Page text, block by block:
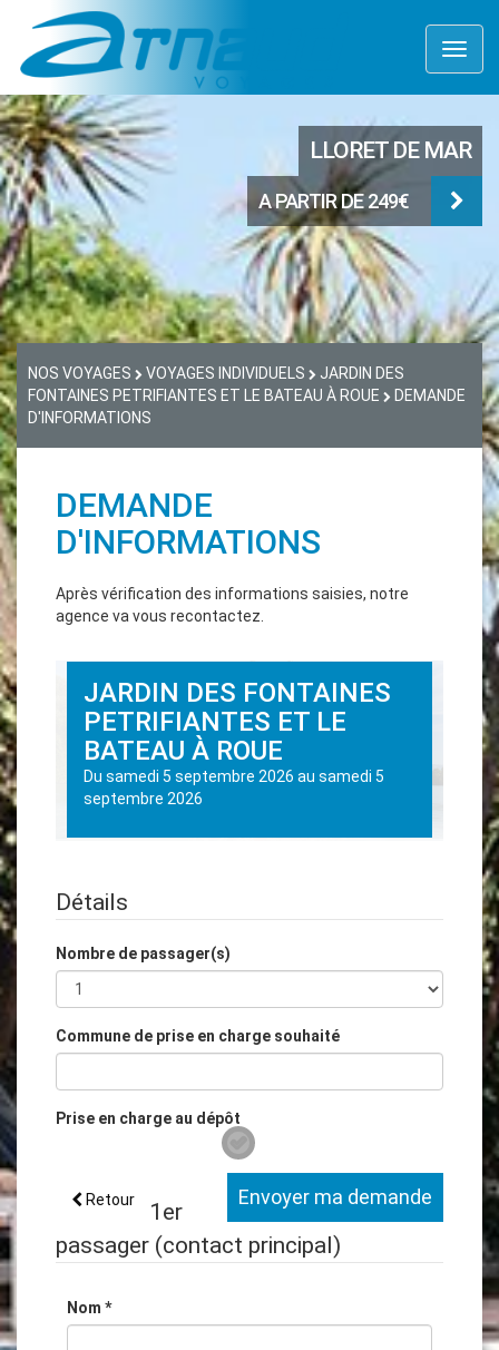
LLORET DE MAR
A PARTIR DE 249€
NOS VOYAGES VOYAGES INDIVIDUELS
JARDIN DES
FONTAINES PETRIFIANTES ET LE BATEAU À ROUE
DEMANDE
D'INFORMATIONS
DEMANDE
D'INFORMATIONS
Après vérification des informations saisies, notre
agence va vous recontactez.
JARDIN DES FONTAINES
PETRIFIANTES ET LE
BATEAU À ROUE
Du samedi 5 septembre 2026 au samedi 5
septembre 2026
Détails
Nombre de passager(s)
Commune de prise en charge souhaité
Prise en charge au dépôt
Envoyer ma demande
Retour
1er
passager (contact principal)
Nom *